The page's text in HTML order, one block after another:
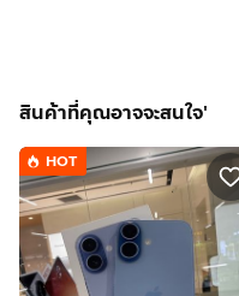
สินค้าที่คุณอาจจะสนใจ'
HOT